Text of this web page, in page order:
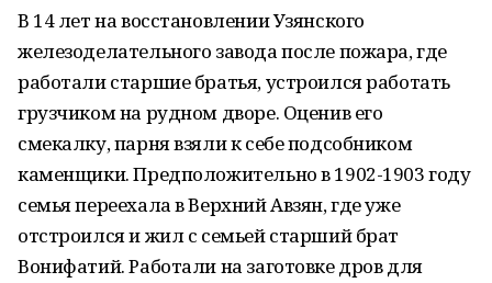
В 14 лет на восстановлении Узянского
железоделательного завода после пожара, где
работали старшие братья, устроился работать
грузчиком на рудном дворе. Оценив его
смекалку, парня взяли к себе подсобником
каменщики. Предположительно в 1902-1903 году
семья переехала в Верхний Авзян, где уже
отстроился и жил с семьей старший брат
Вонифатий. Работали на заготовке дров для